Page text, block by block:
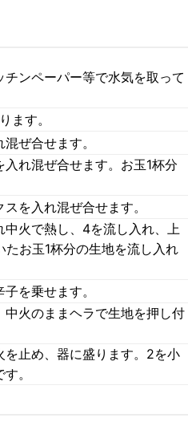
ンペーパー等で水気を取って
ます。
ぜ合せます。
れ混ぜ合せます。お玉1杯分
を入れ混ぜ合せます。
中火で熱し、4を流し入れ、上
たお玉1杯分の生地を流し入れ
を乗せます。
中火のままヘラで生地を押し付
止め、器に盛ります。2を小
。